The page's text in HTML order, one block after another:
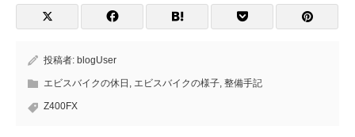
投稿者: blogUser
エビスバイクの休日 , エビスバイクの様子, 整備手記
Z400FX